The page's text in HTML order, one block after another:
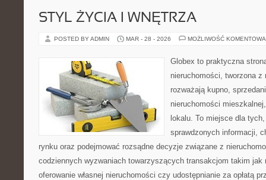
STYL ŻYCIA I WNĘTRZA
POSTED BY ADMIN MAR - 28 - 2026 MOŻLIWOŚĆ
Globex to praktyczna
nieruchomości, tworzona
rozważają kupno,
nieruchomości
lokalu. To miejsce dla
sprawdzonych informacji,
rynku oraz podejmować rozsądne decyzje związane z
codziennych wyzwaniach towarzyszących transakcjom takim jak
oferowanie własnej nieruchomości czy udostępnianie za opłatą